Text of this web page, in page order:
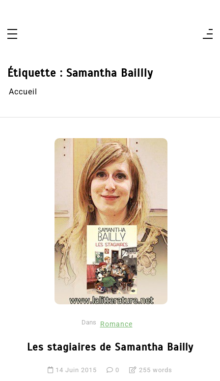
Étiquette : Samantha Baillly
Accueil
Dans Romance
Les stagiaires de Samantha Bailly
14 Juin 2015 0 255 words